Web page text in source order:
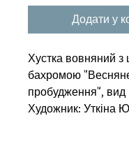
Додати у
Хустка вовняний
бахромою
пробудження", вид
Художник: Уткіна